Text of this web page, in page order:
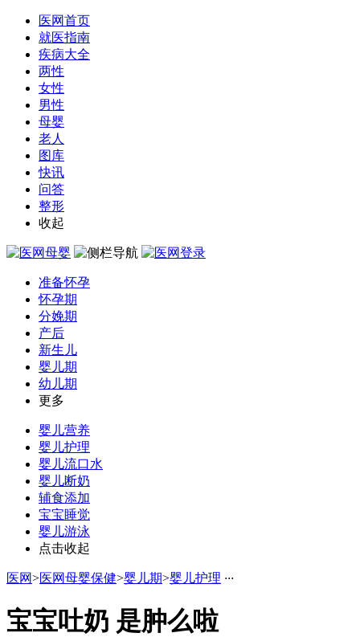
医网首页
就医指南
疾病大全
两性
女性
男性
母婴
老人
图库
快讯
问答
整形
收起
准备怀孕
怀孕期
分娩期
产后
新生儿
婴儿期
幼儿期
更多
婴儿营养
婴儿护理
婴儿流口水
婴儿断奶
辅食添加
宝宝睡觉
婴儿游泳
点击收起
医网>医网母婴保健>婴儿期>婴儿护理 ···
宝宝吐奶 是肿么啦